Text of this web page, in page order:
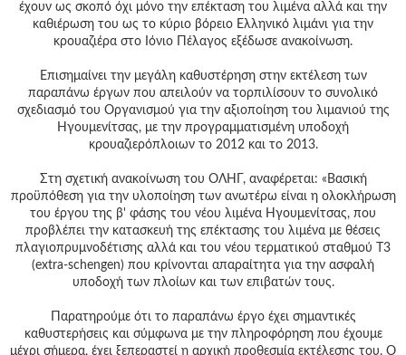
έχουν ως σκοπό όχι μόνο την επέκταση του λιμένα αλλά και την
καθιέρωση του ως το κύριο βόρειο Ελληνικό λιμάνι για την
κρουαζιέρα στο Ιόνιο Πέλαγος εξέδωσε ανακοίνωση.
Επισημαίνει την μεγάλη καθυστέρηση στην εκτέλεση των
παραπάνω έργων που απειλούν να τορπιλίσουν το συνολικό
σχεδιασμό του Οργανισμού για την αξιοποίηση του λιμανιού της
Ηγουμενίτσας, με την προγραμματισμένη υποδοχή
κρουαζιερόπλοιων το 2012 και το 2013.
Στη σχετική ανακοίνωση του ΟΛΗΓ, αναφέρεται: «Βασική
προϋπόθεση για την υλοποίηση των ανωτέρω είναι η ολοκλήρωση
του έργου της β' φάσης του νέου λιμένα Ηγουμενίτσας, που
προβλέπει την κατασκευή της επέκτασης του λιμένα με θέσεις
πλαγιοπρυμνοδέτισης αλλά και του νέου τερματικού σταθμού Τ3
(extra-schengen) που κρίνονται απαραίτητα για την ασφαλή
υποδοχή των πλοίων και των επιβατών τους.
Παρατηρούμε ότι το παραπάνω έργο έχει σημαντικές
καθυστερήσεις και σύμφωνα με την πληροφόρηση που έχουμε
μέχρι σήμερα, έχει ξεπεραστεί η αρχική προθεσμία εκτέλεσης του. Ο